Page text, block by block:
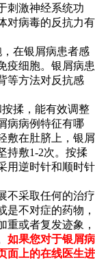
刺激神经系统功
对病毒的反抗力有
在银屑病患者感
疫细胞。银屑病患
等方法对反抗感
揉，能有效调整
病病例特征有哪
敷在肚脐上，银屑
持敷1-2次。按揉
用逆时针和顺时针
不采取任何的治疗
是不对症的药物，
重或者复发迹象，
如果您对于银屑病
面上的在线医生进